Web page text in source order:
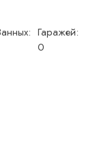
Гаражей:
0